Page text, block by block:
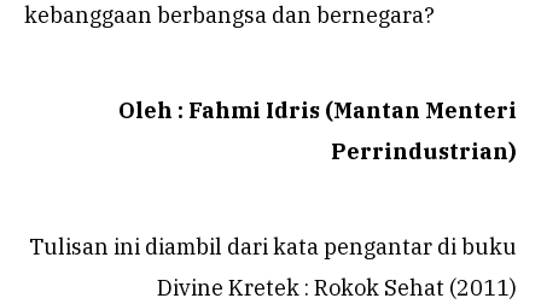
kebanggaan berbangsa dan bernegara?
Oleh : Fahmi Idris (Mantan Menteri
Perrindustrian)
Tulisan ini diambil dari kata pengantar di buku
Divine Kretek : Rokok Sehat (2011)